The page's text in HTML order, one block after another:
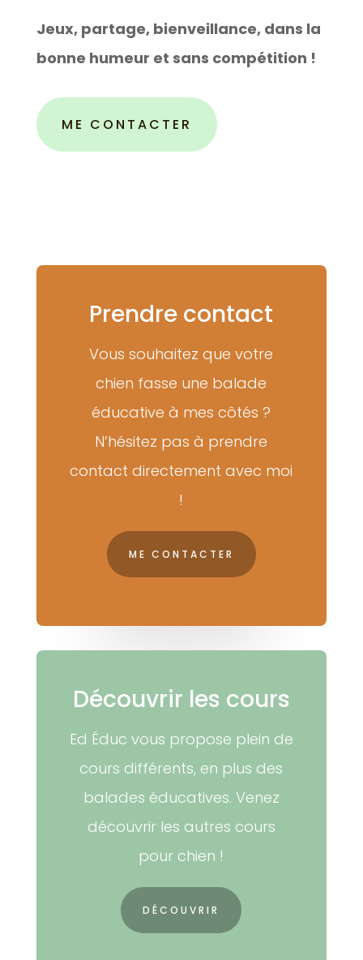
Jeux, partage, bienveillance, dans la
bonne humeur et sans compétition !
ME CONTACTER
Prendre contact
Vous souhaitez que votre
chien fasse une balade
éducative à mes côtés ?
N’hésitez pas à prendre
contact directement avec moi
!
ME CONTACTER
Découvrir les cours
Ed Éduc vous propose plein de
cours différents, en plus des
balades éducatives. Venez
découvrir les autres cours
pour chien !
DÉCOUVRIR